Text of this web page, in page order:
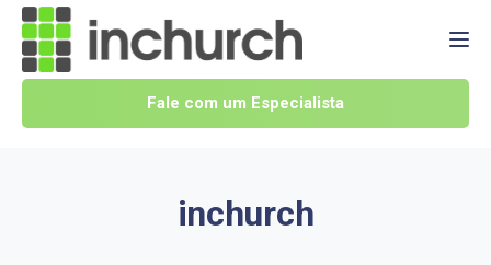
Fale com um Especialista
inchurch